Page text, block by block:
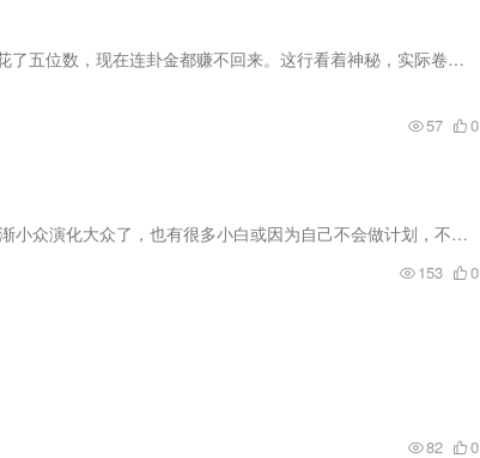
玄学赛道：学了6年八字，结果... [擦汗] 家人们谁懂啊！当年拜师花了五位数，现在连卦金都赚不回来。这行看着神秘，实际卷到飞起——要么自学到秃头，要么花大钱找师傅（还不保证能出师）。我现...
57 0
notion本来是一个挺小众的产品，但是随着应用人群的扩大，就逐渐小众演化大众了，也有很多小白或因为自己不会做计划，不会做规划，看到这样的工具就心动的，所以这种虚拟产品（无成本，利润高）...
153 0
82 0